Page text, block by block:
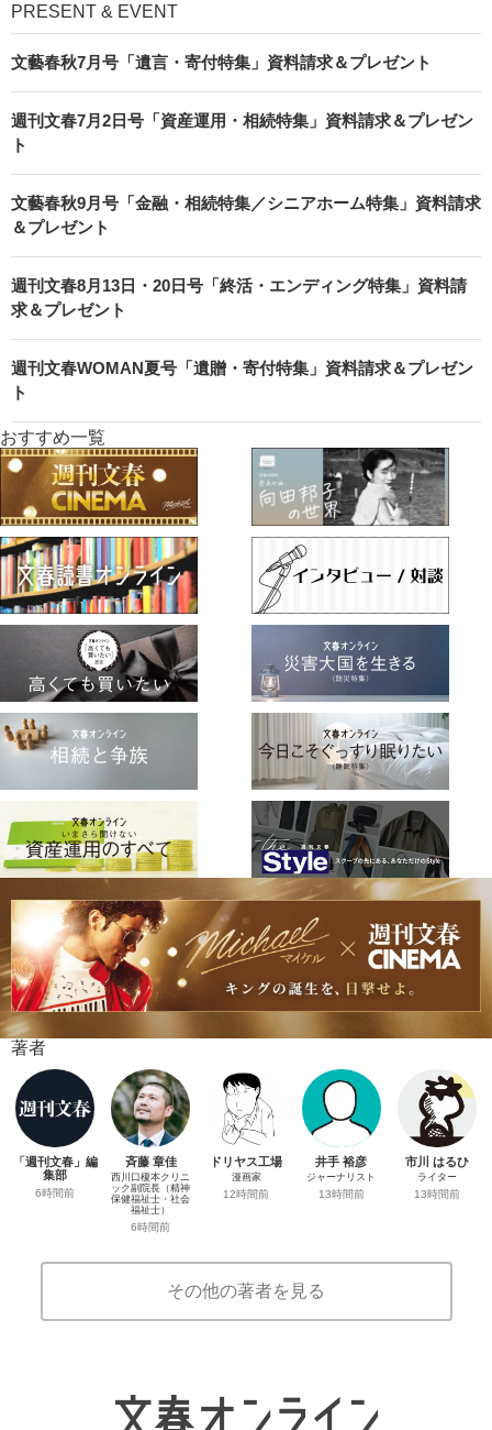
PRESENT & EVENT
文藝春秋7月号「遺言・寄付特集」資料請求＆プレゼント
週刊文春7月2日号「資産運用・相続特集」資料請求＆プレゼン
ト
文藝春秋9月号「金融・相続特集／シニアホーム特集」資料請求
＆プレゼント
週刊文春8月13日・20日号「終活・エンディング特集」資料請
求＆プレゼント
週刊文春WOMAN夏号「遺贈・寄付特集」資料請求＆プレゼン
ト
おすすめ一覧
著者
「週刊文春」編
集部
6時間前
斉藤 章佳
西川口榎本クリニ
ック副院長（精神
保健福祉士・社会
福祉士）
6時間前
ドリヤス工場
漫画家
12時間前
井手 裕彦
ジャーナリスト
13時間前
市川 はるひ
ライター
13時間前
その他の著者を見る